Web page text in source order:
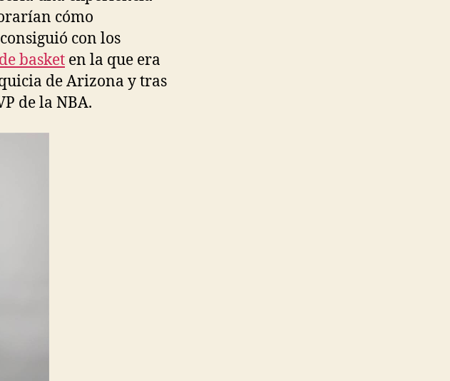
cómo
con los
basket en la que era
de Arizona y tras
de la NBA.